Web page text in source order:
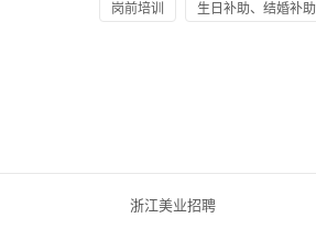
岗前培训 生日补助、结婚补助
浙江美业招聘